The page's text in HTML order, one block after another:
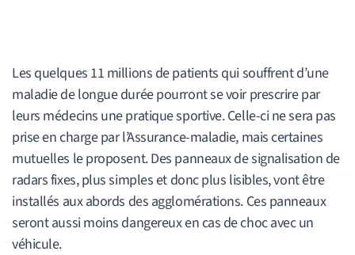
Les quelques 11 millions de patients qui souffrent d’une
maladie de longue durée pourront se voir prescrire par
leurs médecins une pratique sportive. Celle-ci ne sera pas
prise en charge par l’Assurance-maladie, mais certaines
mutuelles le proposent. Des panneaux de signalisation de
radars fixes, plus simples et donc plus lisibles, vont être
installés aux abords des agglomérations. Ces panneaux
seront aussi moins dangereux en cas de choc avec un
véhicule.